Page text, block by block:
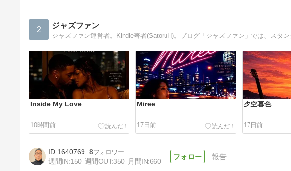
2 ジャズファン
Inside My Love
10時間前
Miree
17日前
夕空暮色
17日前
1640769
8
週間IN:150 週間OUT:350 月間IN:660
報告